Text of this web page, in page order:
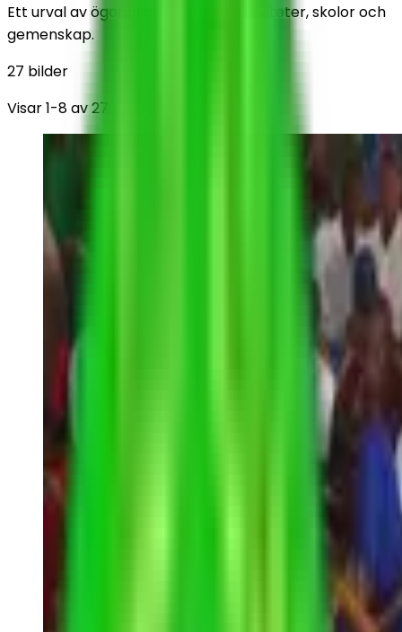
Ett urval av ögonblick från våra aktiviteter, skolor och
gemenskap.
27 bilder
Visar1-8av27